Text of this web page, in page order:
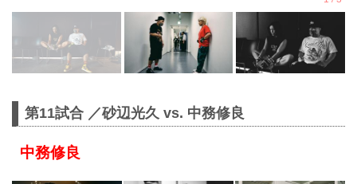
第11試合 ／砂辺光久 vs. 中務修良
中務修良